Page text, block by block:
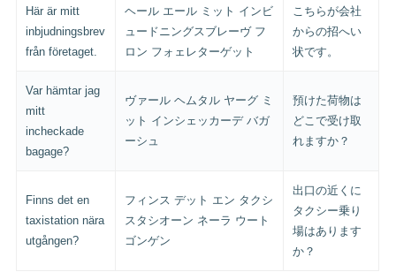
Här är mitt
inbjudningsbrev
från företaget.
ヘール エール ミット インビ
ュードニングスブレーヴ フ
ロン フォェレターゲット
こちらが会社
からの招へい
状です。
Var hämtar jag
mitt
incheckade
bagage?
ヴァール ヘムタル ヤーグ ミ
ット インシェッカーデ バガ
ーシュ
預けた荷物は
どこで受け取
れますか？
Finns det en
taxistation nära
utgången?
フィンス デット エン タクシ
スタシオーン ネーラ ウート
ゴンゲン
出口の近くに
タクシー乗り
場はあります
か？